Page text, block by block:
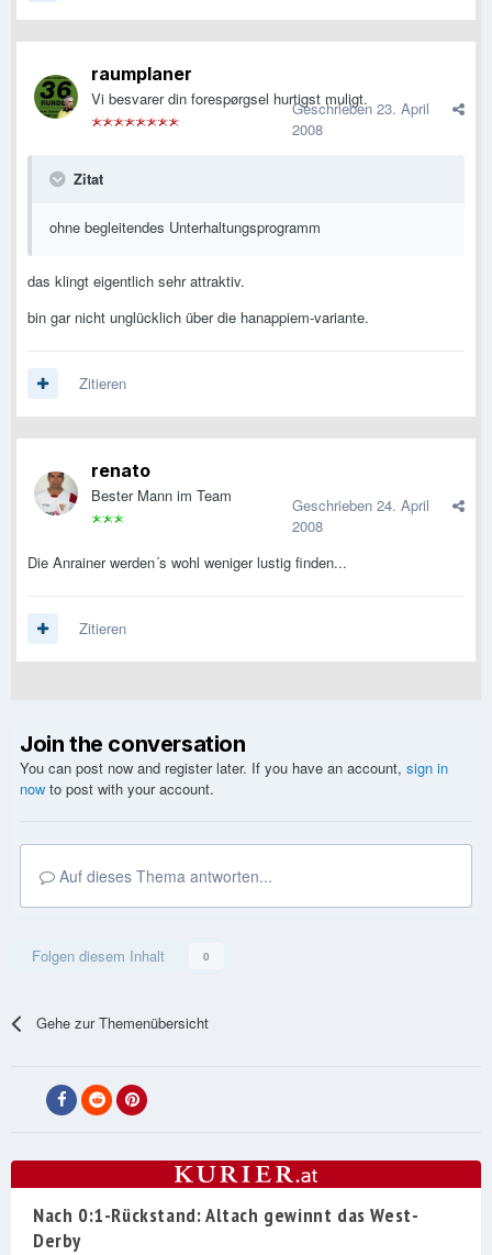
raumplaner
Vi besvarer din forespørgsel hurtigst muligt.
Geschrieben 23. April
2008
Zitat
ohne begleitendes Unterhaltungsprogramm
das klingt eigentlich sehr attraktiv.
bin gar nicht unglücklich über die hanappiem-variante.
Zitieren
renato
Bester Mann im Team Geschrieben 24. April
2008
Die Anrainer werden´s wohl weniger lustig finden...
Zitieren
Join the conversation
You can post now and register later. If you have an account, sign in
now to post with your account.
Auf dieses Thema antworten...
Folgen diesem Inhalt 0
Gehe zur Themenübersicht
Nach 0:1-Rückstand: Altach gewinnt das West-
Derby